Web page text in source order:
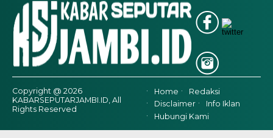
Copyright @ 2026
KABARSEPUTARJAMBI.ID, All
Rights Reserved
Home
Redaksi
Disclaimer
Info Iklan
Hubungi Kami